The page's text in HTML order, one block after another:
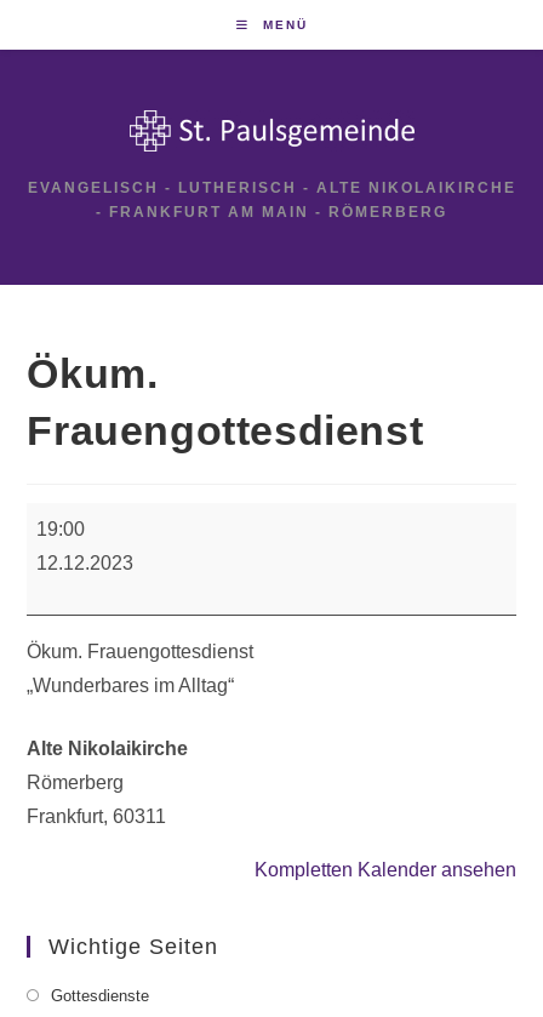
MENÜ
EVANGELISCH - LUTHERISCH - ALTE NIKOLAIKIRCHE
- FRANKFURT AM MAIN - RÖMERBERG
Ökum.
Frauengottesdienst
19:00
12.12.2023
Ökum. Frauengottesdienst
„Wunderbares im Alltag“
Alte Nikolaikirche
Römerberg
Frankfurt,60311
Kompletten Kalender ansehen
Wichtige Seiten
Gottesdienste